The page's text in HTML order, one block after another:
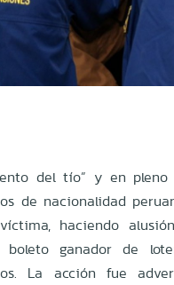
del tío” y en
de nacionalidad
haciendo
boleto ganador de
La acción fue